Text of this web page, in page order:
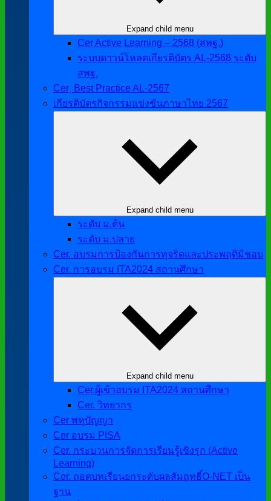
Expand child menu
Cer Active Learning – 2568 (สพฐ.)
ระบบดาวน์โหลดเกียรติบัตร AL-2568 ระดับ
สพฐ.
Cer ฺ Best Practice AL-2567
เกียรติบัตรกิจกรรมแข่งขันภาษาไทย 2567
Expand child menu
ระดับ ม.ต้น
ระดับ ม.ปลาย
Cer. อบรมการป้องกันการทุจริตและประพฤติมิชอบ
Cer. การอบรม ITA2024 สถานศึกษา
Expand child menu
Cer.ผู้เข้าอบรม ITA2024 สถานศึกษา
Cer. วิทยากร
Cer พหุปัญญา
Cer อบรม PISA
Cer. กระบวนการจัดการเรียนรู้เชิงรุก (Active
Learning)
Cer. ถอดบทเรียนยกระดับผลสัมฤทธิ์O-NET เป็น
ฐาน